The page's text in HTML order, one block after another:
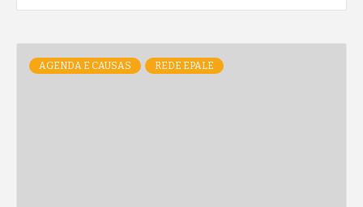
AGENDA E CAUSAS REDE EPALE